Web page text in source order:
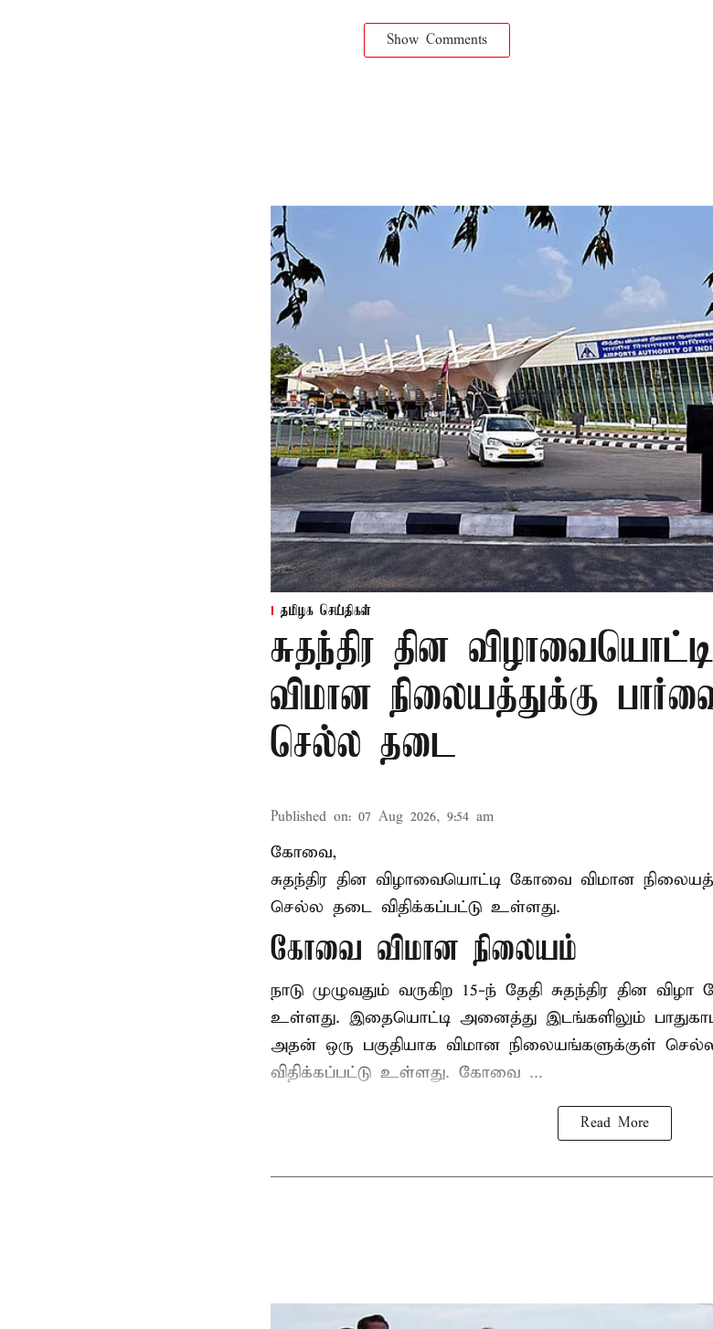
Show Comments
தமிழக செய்திகள்
சுதந்திர தின
விமான நிலையத்துக்கு
செல்ல தடை
Published on: 07 Aug 2026, 9:54 am
கோவை,
சுதந்திர தின விழாவையொட்டி கோவை விமான
செல்ல தடை விதிக்கப்பட்டு உள்ளது.
கோவை விமான நிலையம்
நாடு முழுவதும் வருகிற 15-ந் தேதி சுதந்திர தின
உள்ளது. இதையொட்டி அனைத்து இடங்களிலும்
அதன் ஒரு பகுதியாக விமான நிலையங்களுக்குள்
விதிக்கப்பட்டு உள்ளது. கோவை ...
Read More